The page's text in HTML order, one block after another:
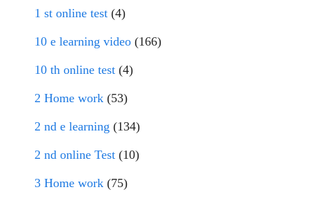
1 st online test (4)
10 e learning video (166)
10 th online test (4)
2 Home work (53)
2 nd e learning (134)
2 nd online Test (10)
3 Home work (75)